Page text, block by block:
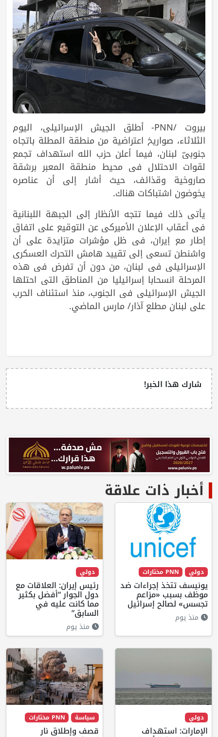
بيروت /PNN- أطلق الجيش الإسرائيلي، اليوم
الثلاثاء، صواريخ اعتراضية من منطقة المطلة باتجاه
جنوبيّ لبنان، فيما أعلن حزب الله استهداف تجمع
لقوات الاحتلال في محيط منطقة المعبر برشقة
صاروخية وقذائف، حيث أشار إلى أن عناصره
يخوضون اشتباكات هناك.
يأتي ذلك فيما تتجه الأنظار إلى الجبهة اللبنانية
في أعقاب الإعلان الأميركي عن التوقيع على اتفاق
إطار مع إيران، في ظل مؤشرات متزايدة على أن
واشنطن تسعى إلى تقييد هامش التحرك العسكري
الإسرائيلي في لبنان، من دون أن تفرض في هذه
المرحلة انسحابا إسرائيليا من المناطق التي احتلها
الجيش الإسرائيلي في الجنوب، منذ استئناف الحرب
على لبنان مطلع آذار/ مارس الماضي.
شارك هذا الخبر!
أخبار ذات علاقة
دولي PNN مختارات
يونيسف تتخذ إجراءات ضد
موظف بسبب «مزاعم
تجسس» لصالح إسرائيل
منذ يوم
دولي
رئيس إيران: العلاقات مع
دول الجوار “أفضل بكثير
مما كانت عليه في
السابق”
منذ يوم
دولي
الإمارات: استهداف
سياسة PNN مختارات
قصف وإطلاق نار